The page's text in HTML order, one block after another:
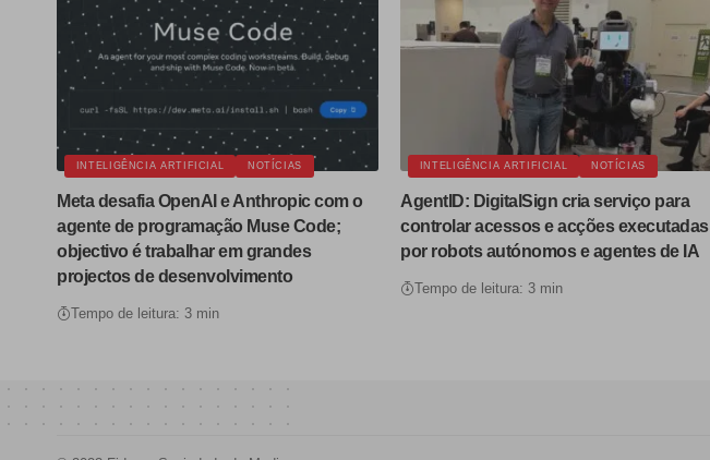
INTELIGÊNCIA ARTIFICIAL NOTÍCIAS
Meta desafia OpenAI e Anthropic com o
agente de programação Muse Code;
objectivo é trabalhar em grandes
projectos de desenvolvimento
Tempo de leitura: 3 min
INTELIGÊNCIA ARTIFICIAL NOTÍCIAS
AgentID: DigitalSign cria serviço para
controlar acessos e acções executadas
por robots autónomos e agentes de IA
Tempo de leitura: 3 min